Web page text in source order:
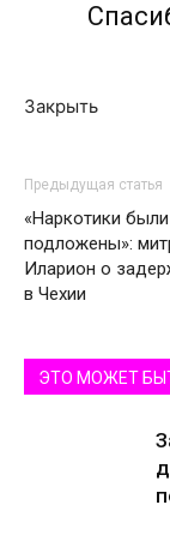
Закрыть
Предыдущая статья
«Наркотики были
подложены»:
Иларион о
в Чехии
ЭТО МОЖЕТ